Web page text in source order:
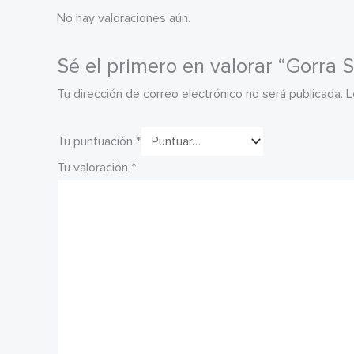
No hay valoraciones aún.
Sé el primero en valorar “Gorra
Tu dirección de correo electrónico no será publicada.
Tu puntuación *
Tu valoración *